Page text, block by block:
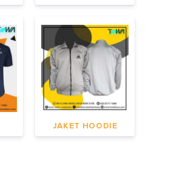
JAKET HOODIE